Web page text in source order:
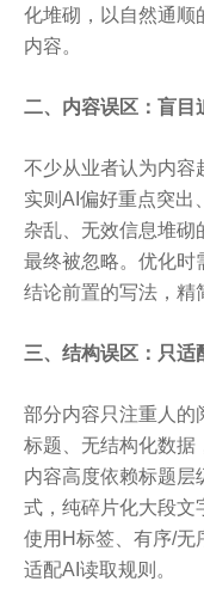
化堆砌，以自然通顺
内容。
二、内容误区：盲目
不少从业者认为内容
实则AI偏好重点突出
杂乱、无效信息堆砌
最终被忽略。优化时
结论前置的写法，精
三、结构误区：只适
部分内容只注重人的
标题、无结构化数据
内容高度依赖标题层
式，纯碎片化大段文
使用H标签、有序/无
适配AI读取规则。